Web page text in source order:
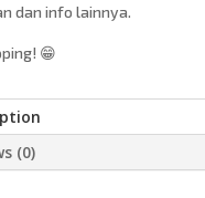
dan info lainnya.
😁
(0)